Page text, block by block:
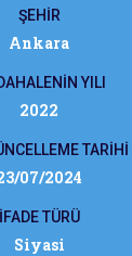
ŞEHİR
Ankara
YILI
2022
TARİHİ
07/2024
İFADE TÜRÜ
Siyasi